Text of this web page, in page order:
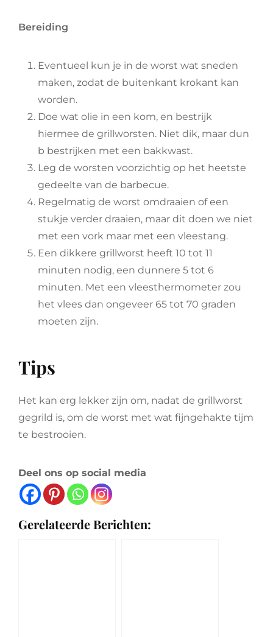
Bereiding
Eventueel kun je in de worst wat sneden
maken, zodat de buitenkant krokant kan
worden.
Doe wat olie in een kom, en bestrijk
hiermee de grillworsten. Niet dik, maar dun
b bestrijken met een bakkwast.
Leg de worsten voorzichtig op het heetste
gedeelte van de barbecue.
Regelmatig de worst omdraaien of een
stukje verder draaien, maar dit doen we niet
met een vork maar met een vleestang.
Een dikkere grillworst heeft 10 tot 11
minuten nodig, een dunnere 5 tot 6
minuten. Met een vleesthermometer zou
het vlees dan ongeveer 65 tot 70 graden
moeten zijn.
Tips
Het kan erg lekker zijn om, nadat de grillworst
gegrild is, om de worst met wat fijngehakte tijm
te bestrooien.
Deel ons op social media
Gerelateerde Berichten: